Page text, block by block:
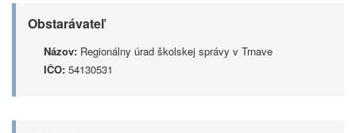
Obstarávateľ
Názov: Regionálny úrad školskej správy v Trnave
IČO: 54130531